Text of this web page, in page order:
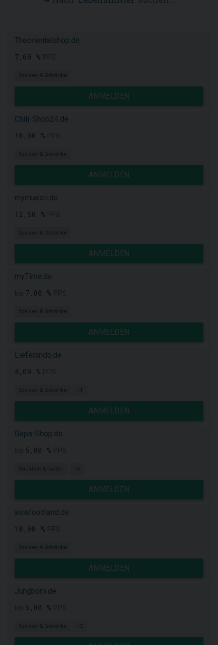
Theorientalshop.de
7,00 %
Speisen & Getränke
ANMELDEN
Chili-Shop24.de
10,00 %
Speisen & Getränke
ANMELDEN
mymuesli.de
12,50 %
Speisen & Getränke
ANMELDEN
myTime.de
7,00 %
Speisen & Getränke
ANMELDEN
Lieferando.de
8,00 %
Speisen & Getränke +1
ANMELDEN
Gepa-Shop.de
5,00 %
Haushalt & Garten +4
ANMELDEN
asiafoodland.de
10,00 %
Speisen & Getränke
ANMELDEN
Jungborn.de
6,00 %
Speisen & Getränke +2